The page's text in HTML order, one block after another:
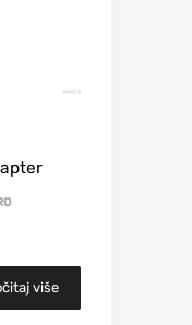
više